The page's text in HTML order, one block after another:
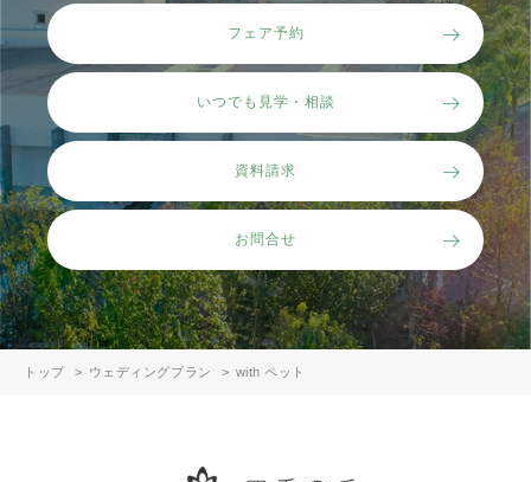
フェア予約
いつでも見学・相談
資料請求
お問合せ
トップ ウェディングプラン with ペット